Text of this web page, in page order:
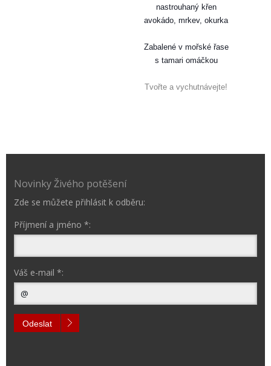
nastrouhaný křen
avokádo, mrkev, okurka
Zabalené v mořské řase
s tamari omáčkou
Tvořte a vychutnávejte!
Novinky Živého potěšení
Zde se můžete přihlásit k odběru:
Příjmení a jméno *:
Váš e-mail *:
Odeslat